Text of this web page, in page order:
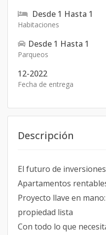
Desde 1 Hasta 1
Habitaciones
Desde 1 Hasta 1
Parqueos
12-2022
Fecha de entrega
Descripción
El futuro de
Apartamentos
Proyecto llave en
propiedad lista
Con todo lo que